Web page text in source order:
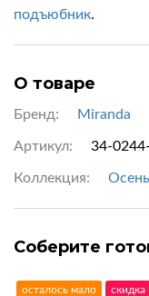
подъюбник.
О товаре
Бренд: Miranda
Артикул: 34-
Коллекция:
Соберите
осталось мало скидка